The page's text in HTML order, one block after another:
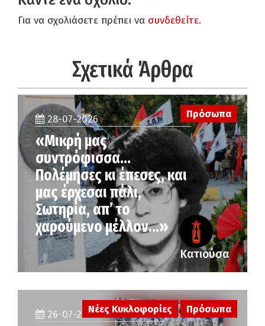
Για να σχολιάσετε πρέπει να συνδεθείτε.
Σχετικά Άρθρα
Πρόσωπα
28-07-2026
«Μικρή μας
συντρόφισσα…
Πολέμησες κι έπεσες, και
μας έρχεσαι πάλι,
Σωτηρία, απ’ το
χαρούμενο μέλλον…»
Κατιούσα
26-07-2026
Νέες Κυκλοφορίες Πρόσωπα